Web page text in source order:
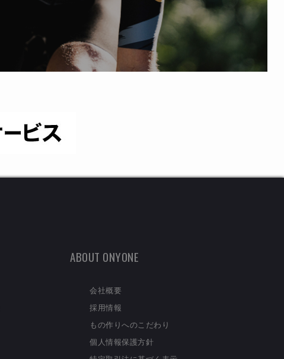
ABOUT ONYONE
会社概要
採用情報
もの作りへのこだわり
個人情報保護方針